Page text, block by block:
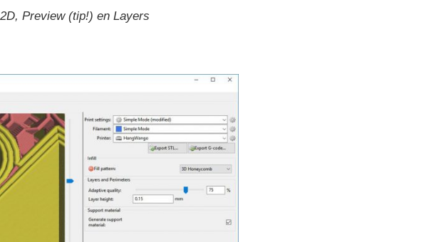
Preview (tip!) en Layers